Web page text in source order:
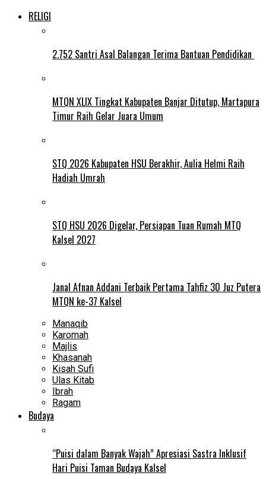
RELIGI
2.752 Santri Asal Balangan Terima Bantuan Pendidikan
MTQN XLIX Tingkat Kabupaten Banjar Ditutup, Martapura
Timur Raih Gelar Juara Umum
STQ 2026 Kabupaten HSU Berakhir, Aulia Helmi Raih
Hadiah Umrah
STQ HSU 2026 Digelar, Persiapan Tuan Rumah MTQ
Kalsel 2027
Janal Afnan Addani Terbaik Pertama Tahfiz 30 Juz Putera
MTQN ke-37 Kalsel
Manaqib
Karomah
Majlis
Khasanah
Kisah Sufi
Ulas Kitab
Ibrah
Ragam
Budaya
“Puisi dalam Banyak Wajah” Apresiasi Sastra Inklusif
Hari Puisi Taman Budaya Kalsel